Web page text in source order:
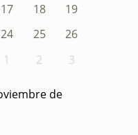
17 18
19
24 25
26
1 2 3
de